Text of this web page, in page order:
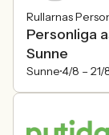
Rullarnas
Personliga
Sunne
Sunne4/8 – 21/